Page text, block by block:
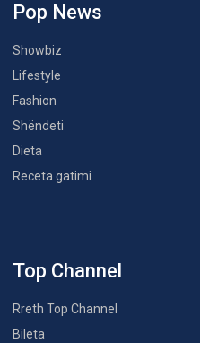
Pop News
Showbiz
Lifestyle
Fashion
Shëndeti
Dieta
Receta gatimi
Top Channel
Rreth Top Channel
Bileta